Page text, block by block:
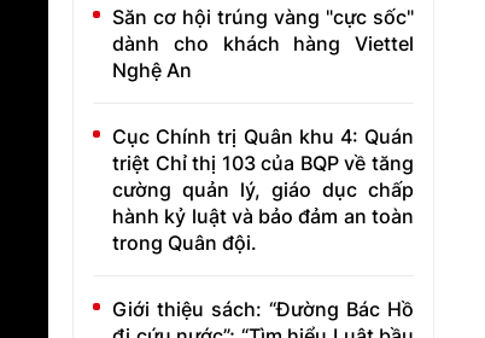
Săn cơ hội trúng vàng "cực sốc"
dành cho khách hàng Viettel
Nghệ An
Cục Chính trị Quân khu 4: Quán
triệt Chỉ thị 103 của BQP về tăng
cường quản lý, giáo dục chấp
hành kỷ luật và bảo đảm an toàn
trong Quân đội.
Giới thiệu sách: “Đường Bác Hồ